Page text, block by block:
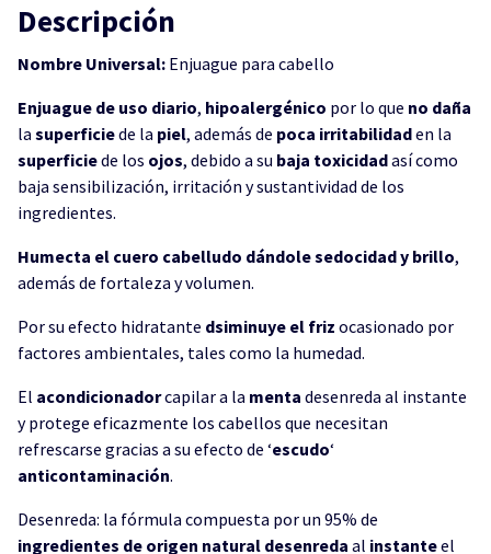
Descripción
Nombre Universal: Enjuague para cabello
Enjuague de uso diario, hipoalergénico por lo que no daña
la superficiede la piel, además de poca irritabilidaden la
superficiede los ojos, debido a su baja toxicidadasí como
baja sensibilización, irritación y sustantividad de los
ingredientes.
Humecta el cuero cabelludo dándole sedocidad y brillo,
además de fortaleza y volumen.
Por su efecto hidratante dsiminuye el friz ocasionado por
factores ambientales, tales como la humedad.
El acondicionadorcapilar a la menta desenreda al instante
y protege eficazmente los cabellos que necesitan
refrescarse gracias a su efecto de ‘escudo‘
anticontaminación.
Desenreda: la fórmula compuesta por un 95% de
ingredientes de origen natural desenreda al instanteel